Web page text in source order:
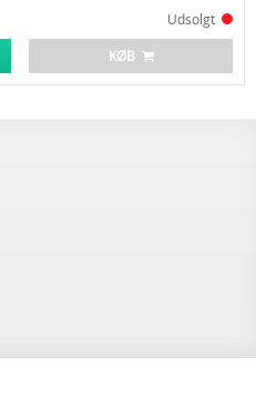
Udsolgt
KØB